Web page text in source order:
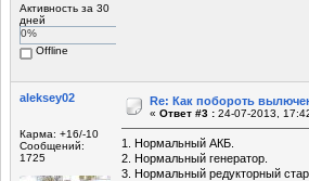
Активность за 30
дней
0%
Offline
aleksey02
Карма: +16/-10
Сообщений:
1725
Re: Как побороть
« Ответ #3 : 24-07-2013,
1. Нормальный АКБ.
2. Нормальный генератор.
3. Нормальный редукторный